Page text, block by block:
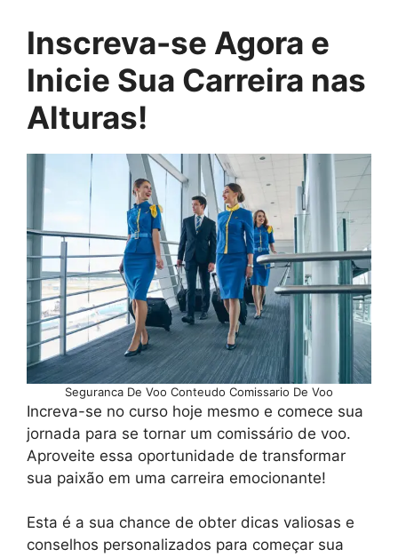
Inscreva-se Agora e
Inicie Sua Carreira nas
Alturas!
Seguranca De Voo Conteudo Comissario De Voo
Increva-se no curso hoje mesmo e comece sua
jornada para se tornar um comissário de voo.
Aproveite essa oportunidade de transformar
sua paixão em uma carreira emocionante!
Esta é a sua chance de obter dicas valiosas e
conselhos personalizados para começar sua